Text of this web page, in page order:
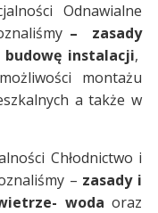
Odnawialne
– zasady
budowę instalacji,
montażu
a także w
Chłodnictwo i
– zasady i
woda oraz